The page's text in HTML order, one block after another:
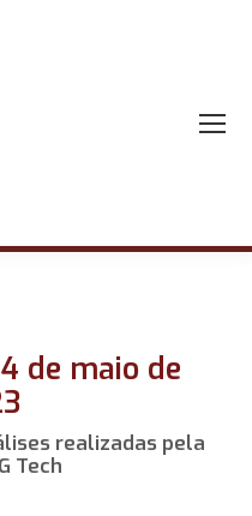
de maio de
realizadas pela
Tech